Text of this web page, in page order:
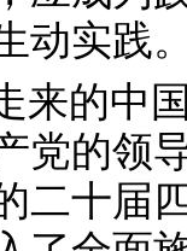
动实践
来的中
党的领
二十届